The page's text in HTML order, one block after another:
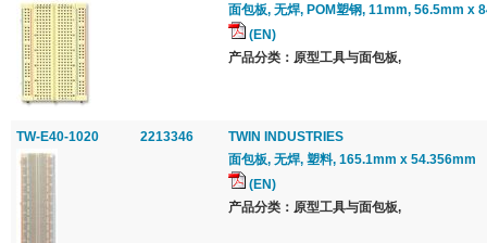
面包板, 无焊, POM塑钢, 11mm, 56.5mm x
(EN)
产品分类：原型工具与面包板,
TW-E40-1020 2213346
TWIN INDUSTRIES
面包板, 无焊, 塑料, 165.1mm x 54.356mm
(EN)
产品分类：原型工具与面包板,